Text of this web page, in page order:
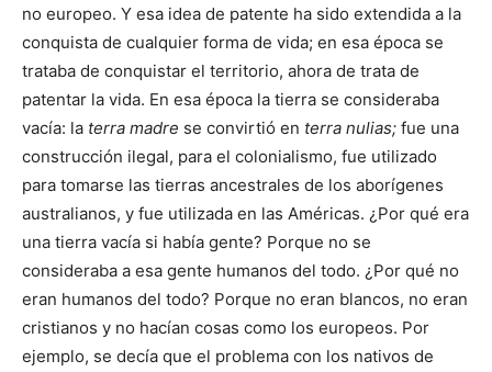
no europeo. Y esa idea de patente ha sido extendida a la
conquista de cualquier forma de vida; en esa época se
trataba de conquistar el territorio, ahora de trata de
patentar la vida. En esa época la tierra se consideraba
vacía: la terra madre se convirtió en terra nulias; fue una
construcción ilegal, para el colonialismo, fue utilizado
para tomarse las tierras ancestrales de los aborígenes
australianos, y fue utilizada en las Américas. ¿Por qué era
una tierra vacía si había gente? Porque no se
consideraba a esa gente humanos del todo. ¿Por qué no
eran humanos del todo? Porque no eran blancos, no eran
cristianos y no hacían cosas como los europeos. Por
ejemplo, se decía que el problema con los nativos de